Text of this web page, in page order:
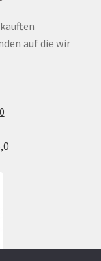
auf die wir